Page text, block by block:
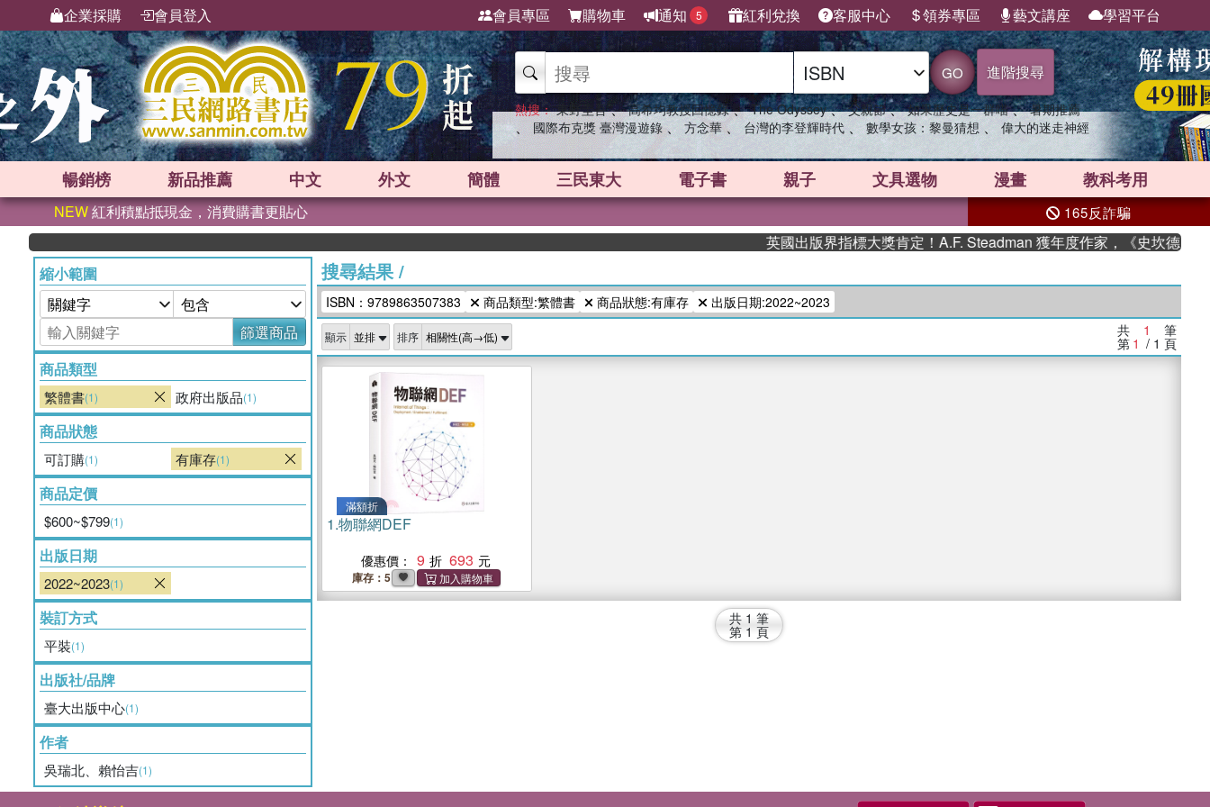
企業採購 會員登入 會員專區 購物車 通知 5 紅利兌換 客服中心 領券專區 藝文講座 學習平台
GO 進階搜尋
熱搜： 東野圭吾 、 高希均教授回憶錄 、 The Odyssey 、 父親節 、 如果歷史是一群喵 、 暑期推薦
、 國際布克獎 臺灣漫遊錄 、 方念華 、 台灣的李登輝時代 、 數學女孩：黎曼猜想 、 偉大的迷走神經
暢銷榜 新品推薦 中文 外文 簡體 三民東大 電子書 親子 文具選物 漫畫 教科考用
NEW紅利積點抵現金，消費購書更貼心 165反詐騙
英國出版界指標大獎肯定！A.F. Steadman 獲年度作家，《史坎德》系
縮小範圍
篩選商品
商品類型
繁體書(1) 政府出版品(1)
商品狀態
可訂購(1) 有庫存(1)
商品定價
$600~$799(1)
出版日期
2022~2023(1)
裝訂方式
平裝(1)
出版社/品牌
臺大出版中心(1)
作者
吳瑞北、賴怡吉(1)
搜尋結果/
ISBN：9789863507383 商品類型:繁體書 商品狀態:有庫存 出版日期:2022~2023
顯示 排序 共 1 筆
第 1 / 1 頁
滿額折
1.物聯網DEF
優惠價： 9 693
庫存：5
共 1 筆
第 1 頁